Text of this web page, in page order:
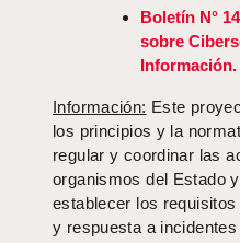
Boletín N°
sobre
Información.
Información: Este
los principios y la
regular y coordinar las
organismos del Estado
establecer los
y respuesta a